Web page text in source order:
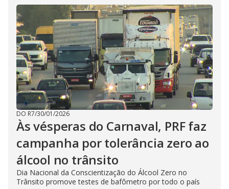
DO R7/30/01/2026
Às vésperas do Carnaval, PRF faz
campanha por tolerância zero ao
álcool no trânsito
Dia Nacional da Conscientização do Álcool Zero no
Trânsito promove testes de bafômetro por todo o país